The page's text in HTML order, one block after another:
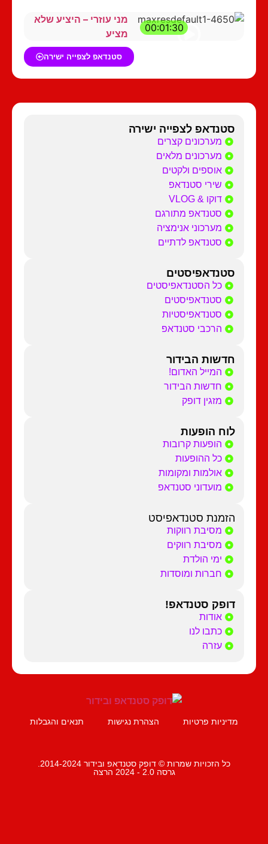
00:01:30
מני עוזרי – היציע שלא
מציע
סטנדאפ לצפייה ישירה
סטנדאפ לצפייה ישירה
מערכונים קצרים
מערכונים מלאים
אוספים ולקטים
שירי סטנדאפ
דוקו & VLOG
סטנדאפ מתורגם
מערכוני אנימציה
סטנדאפ לדתיים
סטנדאפיסטים
כל הסטנדאפיסטים
סטנדאפיסטים
סטנדאפיסטיות
הרכבי סטנדאפ
חדשות הבידור
המייל האדום!
חדשות הבידור
מזגין דופק
לוח הופעות
הופעות קרובות
כל ההופעות
אולמות ומקומות
מועדוני סטנדאפ
הזמנת סטנדאפיסט
מסיבת רווקות
מסיבת רווקים
ימי הולדת
חברות ומוסדות
דופק סטנדאפ!
אודות
כתבו לנו
עזרה
מדיניות פרטיות הצהרת נגישות תנאים והגבלות
כל הזכויות שמרות © דופק סטנדאפ ובידור 2014-2024.
גרסה 2.0 - 2024 הרצה